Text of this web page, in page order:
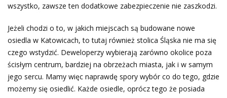
wszystko, zawsze ten dodatkowe zabezpieczenie nie zaszkodzi.
Jeżeli chodzi o to, w jakich miejscach są budowane nowe
osiedla w Katowicach, to tutaj również stolica Śląska nie ma się
czego wstydzić. Deweloperzy wybierają zarówno okolice poza
ścisłym centrum, bardziej na obrzeżach miasta, jak i w samym
jego sercu. Mamy więc naprawdę spory wybór co do tego, gdzie
możemy się osiedlić. Każde osiedle, oprócz tego że posiada